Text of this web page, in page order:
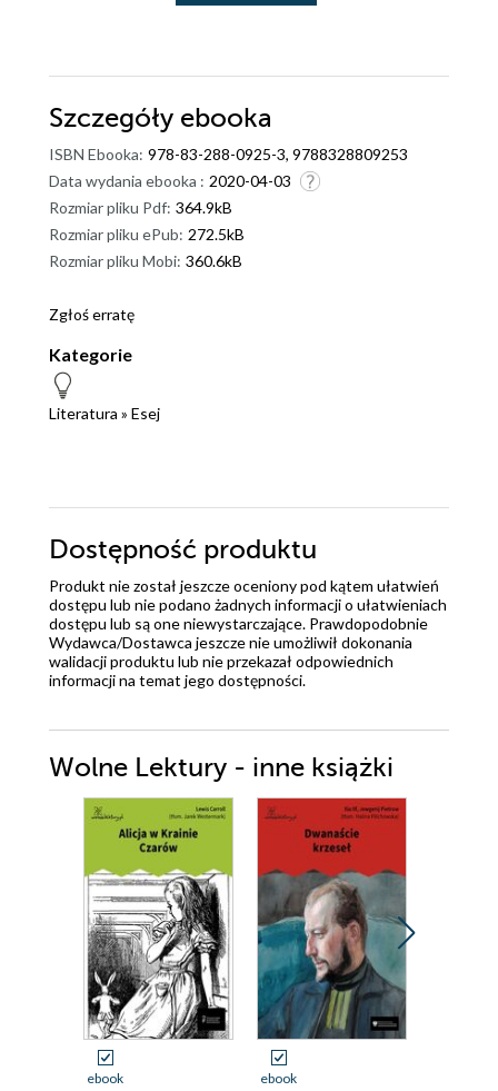
Szczegóły ebooka
ISBN Ebooka: 978-83-288-0925-3, 9788328809253
Data wydania ebooka : 2020-04-03
Rozmiar pliku Pdf: 364.9kB
Rozmiar pliku ePub: 272.5kB
Rozmiar pliku Mobi: 360.6kB
Zgłoś erratę
Kategorie
Literatura » Esej
Dostępność produktu
Produkt nie został jeszcze oceniony pod kątem ułatwień
dostępu lub nie podano żadnych informacji o ułatwieniach
dostępu lub są one niewystarczające. Prawdopodobnie
Wydawca/Dostawca jeszcze nie umożliwił dokonania
walidacji produktu lub nie przekazał odpowiednich
informacji na temat jego dostępności.
Wolne Lektury - inne książki
ebook
ebook